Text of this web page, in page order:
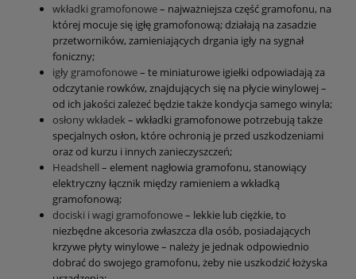
wkładki gramofonowe– najważniejsza część gramofonu, na
której mocuje się igłę gramofonową; działają na zasadzie
przetworników, zamieniających drgania igły na sygnał
foniczny;
igły gramofonowe– te miniaturowe igiełki odpowiadają za
odczytanie rowków, znajdujących się na płycie winylowej –
od ich jakości zależeć będzie także kondycja samego winyla;
osłony wkładek– wkładki gramofonowe potrzebują także
specjalnych osłon, które ochronią je przed uszkodzeniami
oraz od kurzu i innych zanieczyszczeń;
Headshell – element nagłowia gramofonu, stanowiący
elektryczny łącznik między ramieniem a wkładką
gramofonową;
dociski i wagi gramofonowe– lekkie lub ciężkie, to
niezbędne akcesoria zwłaszcza dla osób, posiadających
krzywe płyty winylowe – należy je jednak odpowiednio
dobrać do swojego gramofonu, żeby nie uszkodzić łożyska